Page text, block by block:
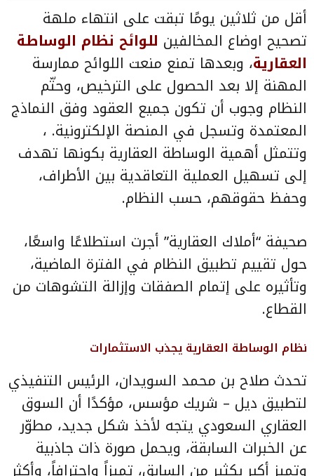
أقل من ثلاثين يومًا تبقت على انتهاء ملهة
تصحيح اوضاع المخالفين للوائح نظام الوساطة
العقارية، وبعدها تمنع منعت اللوائح ممارسة
المهنة إلا بعد الحصول على الترخيص، وحتّم
النظام وجوب أن تكون جميع العقود وفق النماذج
المعتمدة وتسجل في المنصة الإلكترونية. ،
وتتمثل أهمية الوساطة العقارية بكونها تهدف
إلى تسهيل العملية التعاقدية بين الأطراف،
وحفظ حقوقهم، حسب النظام.
صحيفة “أملاك العقارية” أجرت استطلاعًا واسعًا،
حول تقييم تطبيق النظام في الفترة الماضية،
وتأثيره على إتمام الصفقات وإزالة التشوهات من
القطاع.
نظام الوساطة العقارية يجذب الاستثمارات
تحدث صلاح بن محمد السويدان، الرئيس التنفيذي
لتطبيق ديل – شريك مؤسس، مؤكدًا أن السوق
العقاري السعودي يتجه لأخذ شكل جديد، مطوّر
عن الخبرات السابقة، ويحمل صورة ذات جاذبية
وتميز أكبر بكثير من السابق، تميزاً واحترافاً، وأكثر